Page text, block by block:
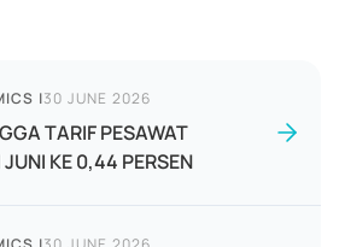
|30 JUNE 2026
TARIF PESAWAT
KE 0,44 PERSEN